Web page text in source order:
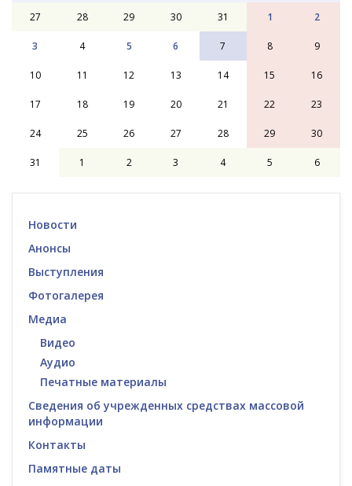
27 28 29 30 31 1 2
3 4 5 6 7 8 9
10 11 12 13 14 15 16
17 18 19 20 21 22 23
24 25 26 27 28 29 30
31 1 2 3 4 5 6
Новости
Анонсы
Выступления
Фотогалерея
Медиа
Видео
Аудио
Печатные материалы
Сведения об учрежденных средствах массовой
информации
Контакты
Памятные даты